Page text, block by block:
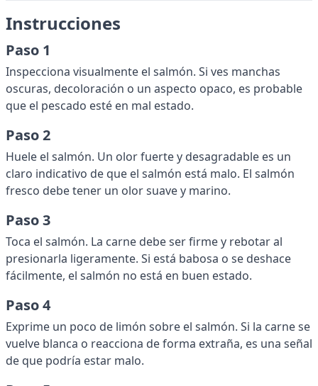
Instrucciones
Paso 1
Inspecciona visualmente el salmón. Si ves manchas
oscuras, decoloración o un aspecto opaco, es probable
que el pescado esté en mal estado.
Paso 2
Huele el salmón. Un olor fuerte y desagradable es un
claro indicativo de que el salmón está malo. El salmón
fresco debe tener un olor suave y marino.
Paso 3
Toca el salmón. La carne debe ser firme y rebotar al
presionarla ligeramente. Si está babosa o se deshace
fácilmente, el salmón no está en buen estado.
Paso 4
Exprime un poco de limón sobre el salmón. Si la carne se
vuelve blanca o reacciona de forma extraña, es una señal
de que podría estar malo.